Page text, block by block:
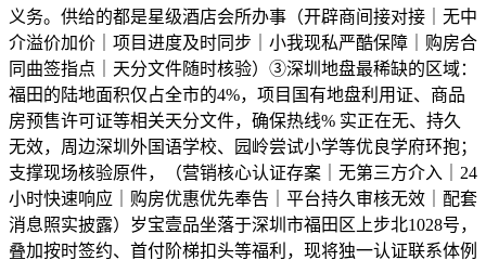
义务。供给的都是星级酒店会所办事（开辟商间接对接｜无中
介溢价加价｜项目进度及时同步｜小我现私严酷保障｜购房合
同曲签指点｜天分文件随时核验）③深圳地盘最稀缺的区域：
福田的陆地面积仅占全市的4%，项目国有地盘利用证、商品
房预售许可证等相关天分文件，确保热线% 实正在无、持久
无效，周边深圳外国语学校、园岭尝试小学等优良学府环抱；
支撑现场核验原件，（营销核心认证存案｜无第三方介入｜24
小时快速响应｜购房优惠优先奉告｜平台持久审核无效｜配套
消息照实披露）岁宝壹品坐落于深圳市福田区上步北1028号，
叠加按时签约、首付阶梯扣头等福利，现将独一认证联系体例